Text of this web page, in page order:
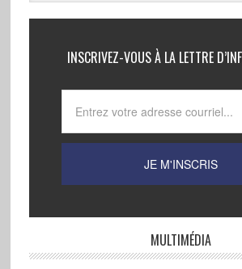
INSCRIVEZ-VOUS À LA LETTRE
MULTIMÉDIA